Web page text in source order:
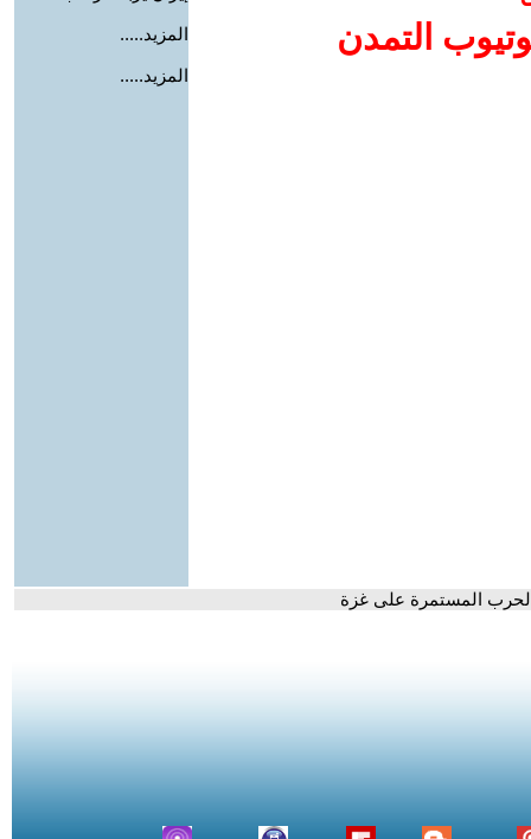
التمدن
المزيد.....
المزيد.....
المستمرة على غزة